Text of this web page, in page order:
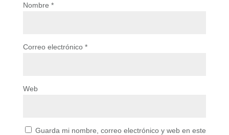
Nombre *
Correo electrónico *
Web
Guarda mi nombre, correo electrónico y web en este